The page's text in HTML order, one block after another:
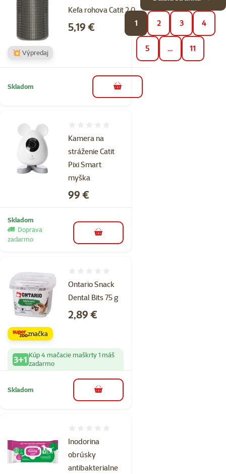
Kefa rohova Catit 2.0
Cena
5,19 €
💥 Výpredaj
Skladom do košíka
Kamera na
stráženie Catit
Pixi Smart
myška
Cena
99 €
Skladom
Doprava
zadarmo
do košíka
Ontario Snack
Dental Bits 75 g
Cena
2,89 €
značka
3+1 Kúp 4 mačacie maškrty 1 máš
zadarmo
Skladom do košíka
Inodorina
obrúsky
antibakterialne
1 2 3 4
5 … 11